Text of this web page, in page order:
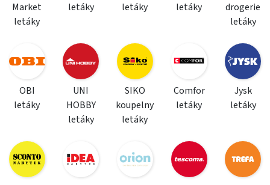
Market
letáky
letáky
letáky
letáky
drogerie
letáky
OBI
letáky
UNI
HOBBY
letáky
SIKO
koupelny
letáky
Comfor
letáky
Jysk
letáky